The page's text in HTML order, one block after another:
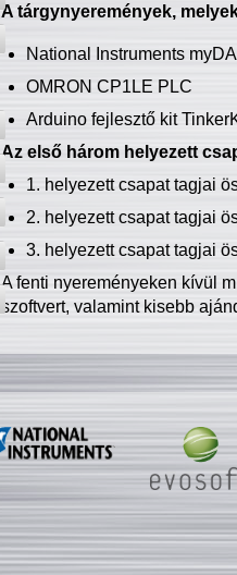
A tárgynyeremények,
National Instruments
OMRON CP1LE PLC
Arduino fejlesztő kit
Az első három helyezett
1. helyezett csapat tagjai
2. helyezett csapat tagjai
3. helyezett csapat tagjai
A fenti nyereményeken kívül
szoftvert, valamint kisebb